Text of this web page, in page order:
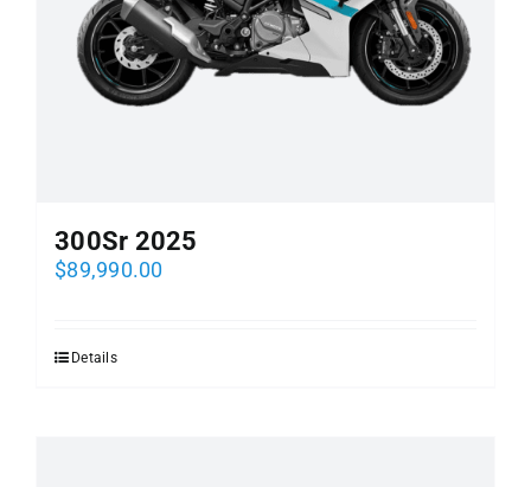
300Sr 2025
$89,990.00
Details